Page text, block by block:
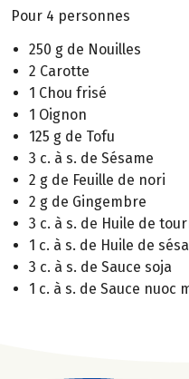
Pour 4 personnes
250 g de Nouilles
2 Carotte
1 Chou frisé
1 Oignon
125 g de Tofu
3 c. à s. de Sésame
2 g de Feuille de nori
2 g de Gingembre
3 c. à s. de Huile de
1 c. à s. de Huile de
3 c. à s. de Sauce soja
1 c. à s. de Sauce nuoc